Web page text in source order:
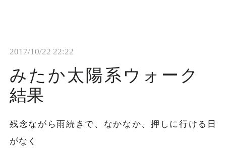
2017/10/22 22:22
みたか太陽系ウォーク
結果
残念ながら雨続きで、なかなか、押しに行ける日
がなく
i
o
n